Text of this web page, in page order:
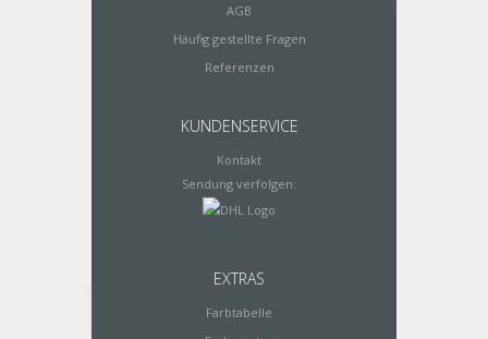
AGB
Häufig gestellte Fragen
Referenzen
KUNDENSERVICE
Kontakt
Sendung verfolgen:
EXTRAS
Farbtabelle